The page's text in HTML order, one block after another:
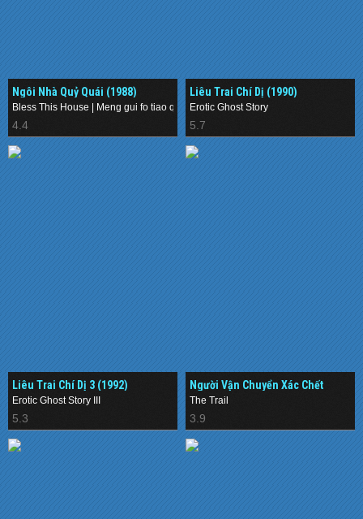
Ngôi Nhà Quỷ Quái (1988)
Bless This House | Meng gui fo tiao qiang
4.4
Liêu Trai Chí Dị (1990)
Erotic Ghost Story
5.7
Liêu Trai Chí Dị 3 (1992)
Erotic Ghost Story III
5.3
Người Vận Chuyển Xác Chết
(1983)
The Trail
3.9